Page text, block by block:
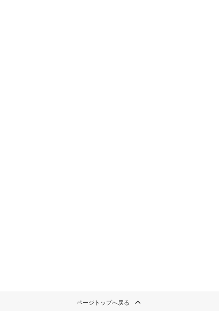
ページトップへ戻る